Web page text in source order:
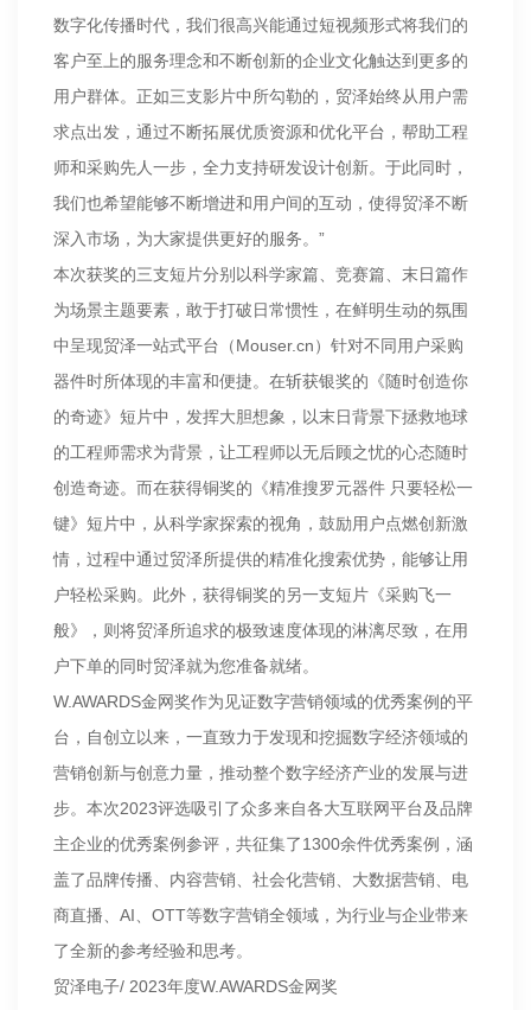
数字化传播时代，我们很高兴能通过短视频形式将我们的
客户至上的服务理念和不断创新的企业文化触达到更多的
用户群体。正如三支影片中所勾勒的，贸泽始终从用户需
求点出发，通过不断拓展优质资源和优化平台，帮助工程
师和采购先人一步，全力支持研发设计创新。于此同时，
我们也希望能够不断增进和用户间的互动，使得贸泽不断
深入市场，为大家提供更好的服务。”
本次获奖的三支短片分别以科学家篇、竞赛篇、末日篇作
为场景主题要素，敢于打破日常惯性，在鲜明生动的氛围
中呈现贸泽一站式平台（Mouser.cn）针对不同用户采购
器件时所体现的丰富和便捷。在斩获银奖的《随时创造你
的奇迹》短片中，发挥大胆想象，以末日背景下拯救地球
的工程师需求为背景，让工程师以无后顾之忧的心态随时
创造奇迹。而在获得铜奖的《精准搜罗元器件 只要轻松一
键》短片中，从科学家探索的视角，鼓励用户点燃创新激
情，过程中通过贸泽所提供的精准化搜索优势，能够让用
户轻松采购。此外，获得铜奖的另一支短片《采购飞一
般》，则将贸泽所追求的极致速度体现的淋漓尽致，在用
户下单的同时贸泽就为您准备就绪。
W.AWARDS金网奖作为见证数字营销领域的优秀案例的平
台，自创立以来，一直致力于发现和挖掘数字经济领域的
营销创新与创意力量，推动整个数字经济产业的发展与进
步。本次2023评选吸引了众多来自各大互联网平台及品牌
主企业的优秀案例参评，共征集了1300余件优秀案例，涵
盖了品牌传播、内容营销、社会化营销、大数据营销、电
商直播、AI、OTT等数字营销全领域，为行业与企业带来
了全新的参考经验和思考。
贸泽电子/ 2023年度W.AWARDS金网奖